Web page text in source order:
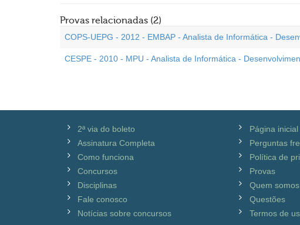
Provas relacionadas (2)
COPS-UEPG - 2012 - EMBAP - Analista de Informática -
CESPE - 2010 - MPU - Analista de Informática -
2ª via do boleto
Assinatura Completa
Como funciona
Concursos
Disciplinas
Fale conosco
Notícias sobre concursos
Página inicial
Perguntas
Política de
Provas
Quem somos
Questões
Termos de